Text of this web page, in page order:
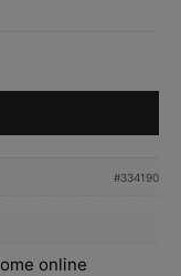
#334190
online